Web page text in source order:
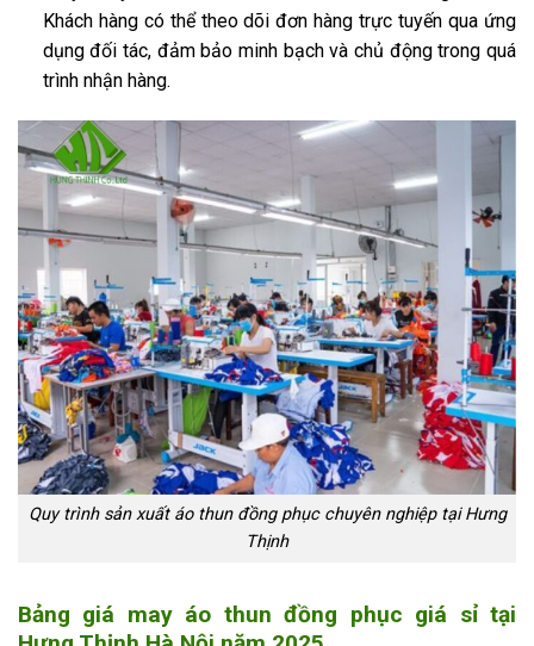
Khách hàng có thể theo dõi đơn hàng trực tuyến qua ứng
dụng đối tác, đảm bảo minh bạch và chủ động trong quá
trình nhận hàng.
Quy trình sản xuất áo thun đồng phục chuyên nghiệp tại Hưng
Thịnh
Bảng giá may áo thun đồng phục giá sỉ tại